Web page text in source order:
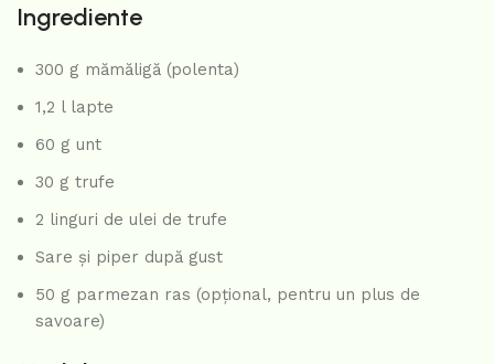
Ingrediente
300 g mămăligă (polenta)
1,2 l lapte
60 g unt
30 g trufe
2 linguri de ulei de trufe
Sare și piper după gust
50 g parmezan ras (opțional, pentru un plus de
savoare)